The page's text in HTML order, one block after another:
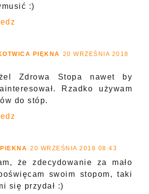
:)
PIĘKNA 20 WRZEŚNIA 2018
żel Zdrowa Stopa nawet by
Rzadko używam
do stóp.
20 WRZEŚNIA 2018 08:43
że zdecydowanie za mało
swoim stopom, taki
się przydał :)